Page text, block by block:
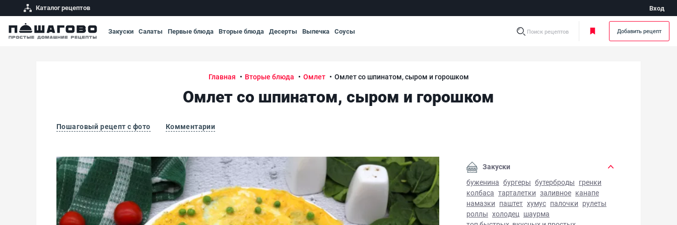
Каталог рецептов Вход
Закуски Салаты Первые блюда Вторые блюда Десерты Выпечка Соусы Поиск рецептов Добавить рецепт
Главная Вторые блюда Омлет Омлет со шпинатом, сыром и горошком
Омлет со шпинатом, сыром и горошком
Пошаговый рецепт с фото Комментарии
Омлет со шпинатом, сыром и горошком Омлет со шпинатом, сыром и горошком - фото готового
Закуски
буженина бургеры бутерброды гренки
колбаса тарталетки заливное канапе
намазки паштет хумус палочки рулеты
роллы холодец шаурма